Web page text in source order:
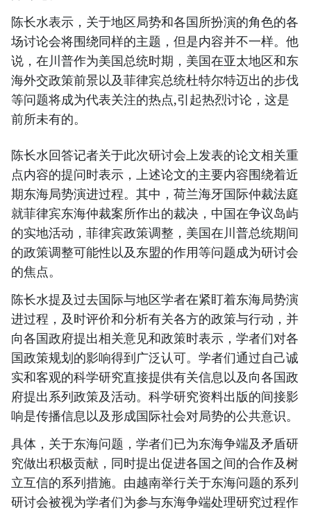
陈长水表示，关于地区局势和各国所扮演的角色的各
场讨论会将围绕同样的主题，但是内容并不一样。他
说，在川普作为美国总统时期，美国在亚太地区和东
海外交政策前景以及菲律宾总统杜特尔特迈出的步伐
等问题将成为代表关注的热点,引起热烈讨论，这是
前所未有的。
陈长水回答记者关于此次研讨会上发表的论文相关重
点内容的提问时表示，上述论文的主要内容围绕着近
期东海局势演进过程。其中，荷兰海牙国际仲裁法庭
就菲律宾东海仲裁案所作出的裁决，中国在争议岛屿
的实地活动，菲律宾政策调整，美国在川普总统期间
的政策调整可能性以及东盟的作用等问题成为研讨会
的焦点。
陈长水提及过去国际与地区学者在紧盯着东海局势演
进过程，及时评价和分析有关各方的政策与行动，并
向各国政府提出相关意见和政策时表示，学者们对各
国政策规划的影响得到广泛认可。学者们通过自己诚
实和客观的科学研究直接提供有关信息以及向各国政
府提出系列政策及活动。科学研究资料出版的间接影
响是传播信息以及形成国际社会对局势的公共意识。
具体，关于东海问题，学者们已为东海争端及矛盾研
究做出积极贡献，同时提出促进各国之间的合作及树
立互信的系列措施。由越南举行关于东海问题的系列
研讨会被视为学者们为参与东海争端处理研究过程作